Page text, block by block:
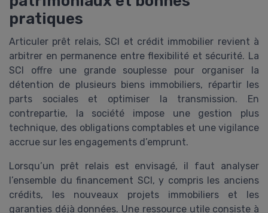
pratiques
Articuler prêt relais, SCI et crédit immobilier revient à
arbitrer en permanence entre flexibilité et sécurité. La
SCI offre une grande souplesse pour organiser la
détention de plusieurs biens immobiliers, répartir les
parts sociales et optimiser la transmission. En
contrepartie, la société impose une gestion plus
technique, des obligations comptables et une vigilance
accrue sur les engagements d’emprunt.
Lorsqu’un prêt relais est envisagé, il faut analyser
l’ensemble du financement SCI, y compris les anciens
crédits, les nouveaux projets immobiliers et les
garanties déjà données. Une ressource utile consiste à